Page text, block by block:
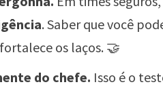
. Saber que você
os laços. 🤝
do chefe. Isso é o